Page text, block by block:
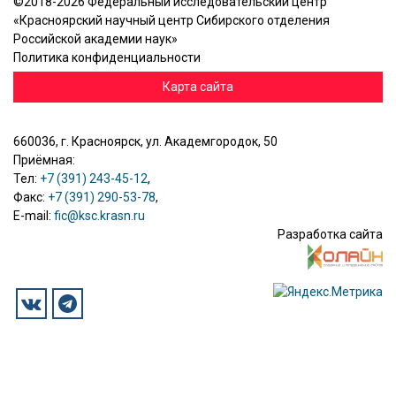
«Красноярский научный центр Сибирского отделения
Российской академии наук»
Политика конфиденциальности
Карта сайта
660036, г. Красноярск, ул. Академгородок, 50
Приёмная:
Тел: +7 (391) 243-45-12,
Факс: +7 (391) 290-53-78,
E-mail: fic@ksc.krasn.ru
Разработка сайта